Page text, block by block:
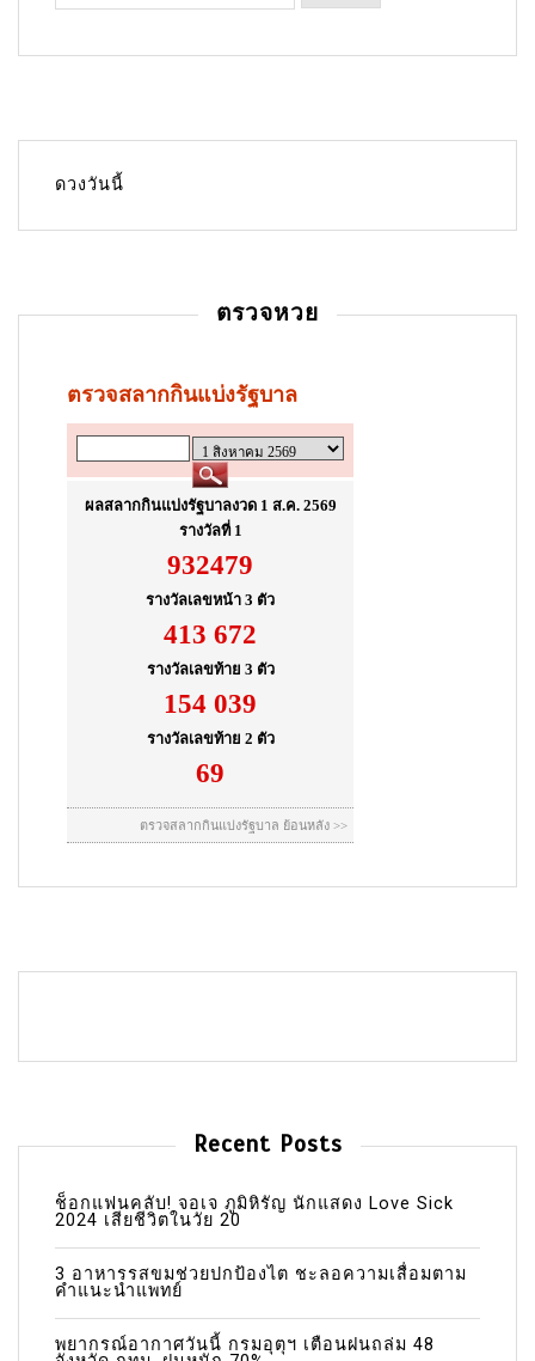
ดวงวันนี้
ตรวจหวย
Recent Posts
ช็อกแฟนคลับ! จอเจ ภูมิหิรัญ นักแสดง Love Sick
2024 เสียชีวิตในวัย 20
3 อาหารรสขมช่วยปกป้องไต ชะลอความเสื่อมตาม
คำแนะนำแพทย์
พยากรณ์อากาศวันนี้ กรมอุตุฯ เตือนฝนถล่ม 48